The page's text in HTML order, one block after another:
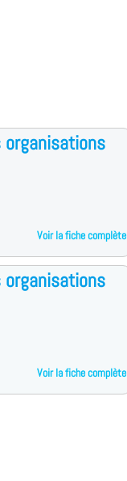
Voir la fiche complète
Voir la fiche complète